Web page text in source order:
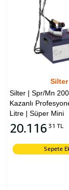
Silter
Silter | Spr/Mn
Kazanlı
Litre | Süper Mini
20.116 31 TL
Sepete